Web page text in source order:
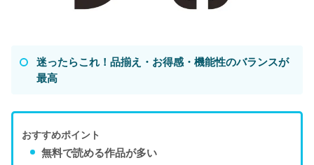
迷ったらこれ！品揃え・お得感・機能性のバランスが
最高
おすすめポイント
無料で読める作品が多い